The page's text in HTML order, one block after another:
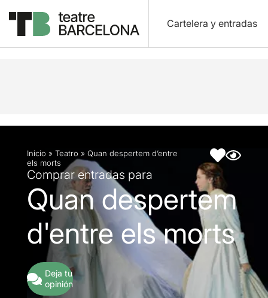
Cartelera y entradas
Descripción Ficha artística Fotos y vídeos
Inicio » Teatro » Quan despertem d’entre
els morts
Comprar entradas para
Quan despertem
d'entre els morts
Deja tu
opinión